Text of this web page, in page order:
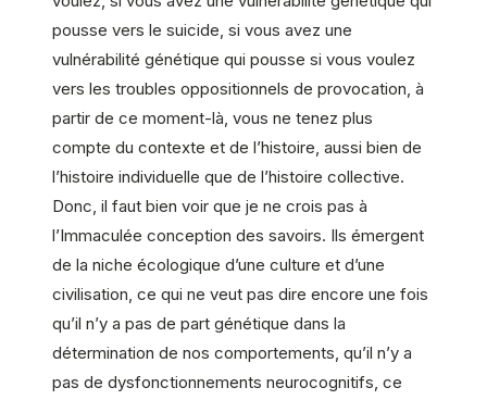
pousse vers le suicide, si vous avez une
vulnérabilité génétique qui pousse si vous voulez
vers les troubles oppositionnels de provocation, à
partir de ce moment-là, vous ne tenez plus
compte du contexte et de l’histoire, aussi bien de
l’histoire individuelle que de l’histoire collective.
Donc, il faut bien voir que je ne crois pas à
l’Immaculée conception des savoirs. Ils émergent
de la niche écologique d’une culture et d’une
civilisation, ce qui ne veut pas dire encore une fois
qu’il n’y a pas de part génétique dans la
détermination de nos comportements, qu’il n’y a
pas de dysfonctionnements neurocognitifs, ce